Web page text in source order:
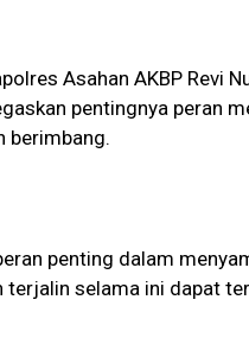
Asahan AKBP Revi
pentingnya peran
berimbang.
penting dalam
selama ini dapat